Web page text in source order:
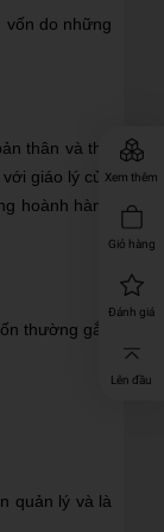
Xem thêm
Giỏ hàng
Đánh giá
Lên đầu
vốn do những
thân và thế
giáo lý của
hoành hành
thường gắn
quản lý và là